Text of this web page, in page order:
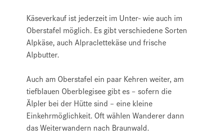
Käseverkauf ist jederzeit im Unter- wie auch im
Oberstafel möglich. Es gibt verschiedene Sorten
Alpkäse, auch Alpraclettekäse und frische
Alpbutter.
Auch am Oberstafel ein paar Kehren weiter, am
tiefblauen Oberblegisee gibt es – sofern die
Älpler bei der Hütte sind – eine kleine
Einkehrmöglichkeit. Oft wählen Wanderer dann
das Weiterwandern nach Braunwald.